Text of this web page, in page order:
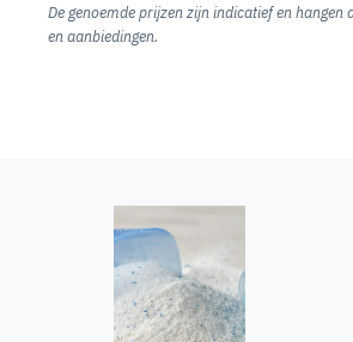
De genoemde prijzen zijn indicatief en hangen
en aanbiedingen.